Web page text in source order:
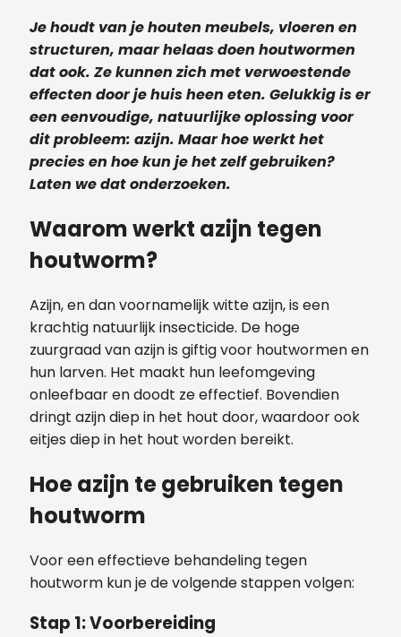
Je houdt van je houten meubels, vloeren en
structuren, maar helaas doen houtwormen
dat ook. Ze kunnen zich met verwoestende
effecten door je huis heen eten. Gelukkig is er
een eenvoudige, natuurlijke oplossing voor
dit probleem: azijn. Maar hoe werkt het
precies en hoe kun je het zelf gebruiken?
Laten we dat onderzoeken.
Waarom werkt azijn tegen
houtworm?
Azijn, en dan voornamelijk witte azijn, is een
krachtig natuurlijk insecticide. De hoge
zuurgraad van azijn is giftig voor houtwormen en
hun larven. Het maakt hun leefomgeving
onleefbaar en doodt ze effectief. Bovendien
dringt azijn diep in het hout door, waardoor ook
eitjes diep in het hout worden bereikt.
Hoe azijn te gebruiken tegen
houtworm
Voor een effectieve behandeling tegen
houtworm kun je de volgende stappen volgen:
Stap 1: Voorbereiding